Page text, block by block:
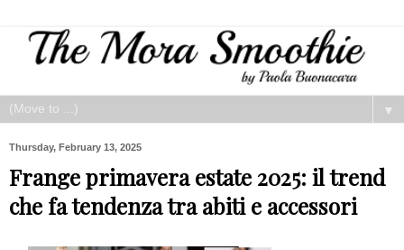
▼
Thursday, February 13, 2025
Frange primavera estate 2025: il trend
che fa tendenza tra abiti e accessori